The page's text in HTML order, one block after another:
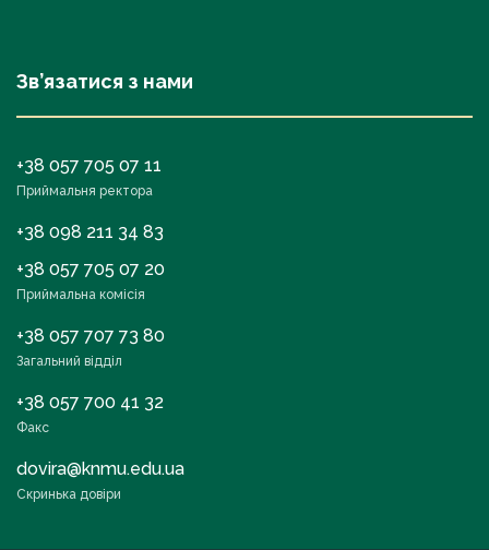
Зв’язатися з нами
+38 057 705 07 11
Приймальня ректора
+38 098 211 34 83
+38 057 705 07 20
Приймальна комісія
+38 057 707 73 80
Загальний відділ
+38 057 700 41 32
Факс
dovira@knmu.edu.ua
Скринька довіри